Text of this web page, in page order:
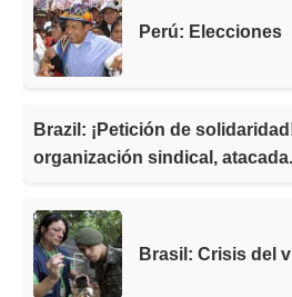
Perú: Elecciones
Brazil: ¡Petición de
organización sindical, atacada.
Brasil: Crisis del